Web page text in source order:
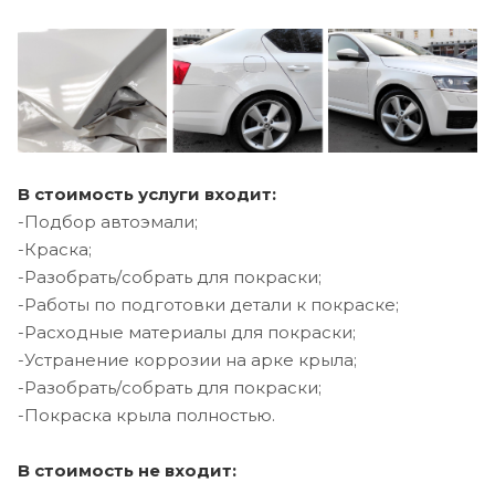
В стоимость услуги входит:
-Подбор автоэмали;
-Краска;
-Разобрать/собрать для покраски;
-Работы по подготовки детали к покраске;
-Расходные материалы для покраски;
-Устранение коррозии на арке крыла;
-Разобрать/собрать для покраски;
-Покраска крыла полностью.
В стоимость не входит: